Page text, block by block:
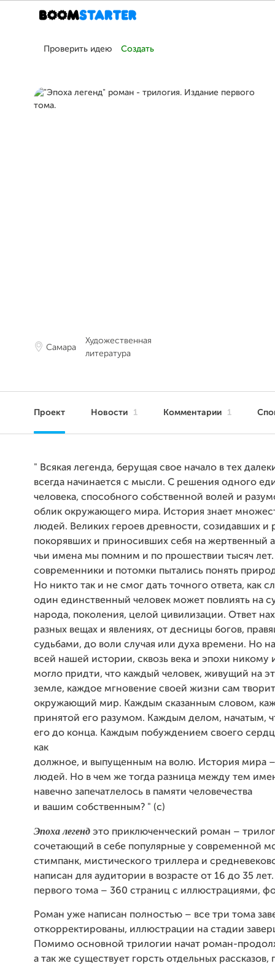
Проверить идею Создать
Самара
Художественная
литература
Проект Новости 1 Комментарии 1
" Всякая легенда, берущая свое начало в тех
всегда начинается с мысли. С решения одного
человека, способного собственной волей и
облик окружающего мира. История знает
людей. Великих героев древности, созидавших и
покорявших и приносивших себя на жертвенный
чьи имена мы помним и по прошествии тысяч
современники и потомки пытались понять
Но никто так и не смог дать точного ответа, как
один единственный человек может повлиять на
народа, поколения, целой цивилизации. Ответ
разных вещах и явлениях, от десницы богов,
судьбами, до воли случая или духа времени. Но
всей нашей истории, сквозь века и эпохи никому
могло придти, что каждый человек, живущий на
земле, каждое мгновение своей жизни сам
окружающий мир. Каждым сказанным словом,
принятой его разумом. Каждым делом, начатым,
его до конца. Каждым побуждением своего
как
должное, и выпущенным на волю. История мира
людей. Но в чем же тогда разница между тем
навечно запечатлелось в памяти человечества
и вашим собственным? " (с)
Эпоха легенд это приключенческий роман –
сочетающий в себе популярные у современной
стимпанк, мистического триллера и
написан для аудитории в возрасте от 16 до 35
первого тома – 360 страниц с иллюстрациями,
Роман уже написан полностью – все три тома
откорректированы, иллюстрации на стадии
Помимо основной трилогии начат роман-
а так же существует горсть отдельных рассказов,